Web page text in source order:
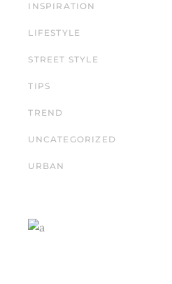
INSPIRATION
LIFESTYLE
STREET STYLE
TIPS
TREND
UNCATEGORIZED
URBAN